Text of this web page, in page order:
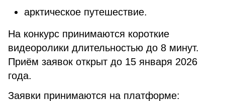
арктическое путешествие.
На конкурс принимаются короткие
видеоролики длительностью до 8 минут.
Приём заявок открыт до 15 января 2026
года.
Заявки принимаются на платформе: